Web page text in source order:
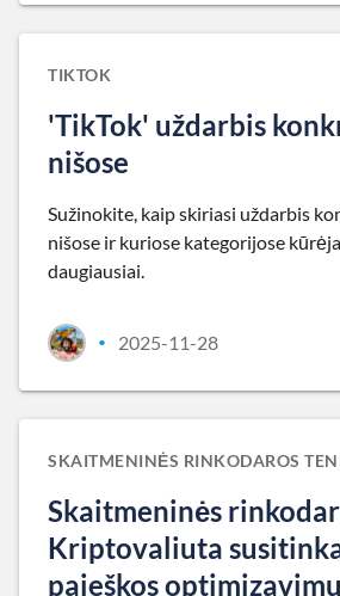
TIKTOK
'TikTok' uždarbis
nišose
Sužinokite, kaip skiriasi uždarbis
nišose ir kuriose kategorijose
daugiausiai.
• 2025-11-28
SKAITMENINĖS RINKODAROS
Skaitmeninės
Kriptovaliuta
paieškos optimizavimu